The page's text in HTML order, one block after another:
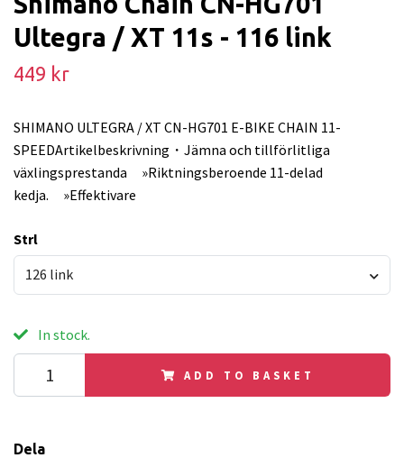
Ultegra / XT 11s - 116 link
449 kr
SHIMANO ULTEGRA / XT CN-HG701 E-BIKE CHAIN 11-
SPEEDArtikelbeskrivning・Jämna och tillförlitliga
växlingsprestanda »Riktningsberoende 11-delad
kedja. »Effektivare
Strl
126 link
In stock.
ADD TO BASKET
Dela